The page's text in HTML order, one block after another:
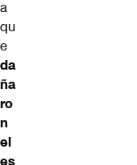
a
qu
e
da
ña
ro
n
el